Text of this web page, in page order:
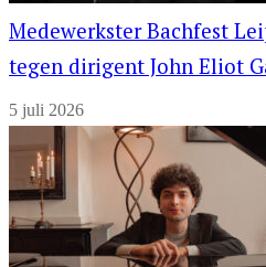
Medewerkster Bachfest
tegen dirigent John Eliot
5 juli 2026